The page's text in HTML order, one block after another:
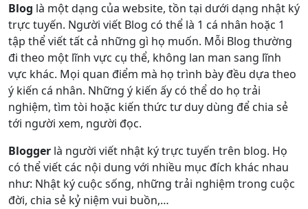
Blog là một dạng của website, tồn tại dưới dạng nhật ký
trực tuyến. Người viết Blog có thể là 1 cá nhân hoặc 1
tập thể viết tất cả những gì họ muốn. Mỗi Blog thường
đi theo một lĩnh vực cụ thể, không lan man sang lĩnh
vực khác. Mọi quan điểm mà họ trình bày đều dựa theo
ý kiến cá nhân. Những ý kiến ấy có thể do họ trải
nghiệm, tìm tòi hoặc kiến thức tư duy dùng để chia sẻ
tới người xem, người đọc.
Blogger là người viết nhật ký trực tuyến trên blog. Họ
có thể viết các nội dung với nhiều mục đích khác nhau
như: Nhật ký cuộc sống, những trải nghiệm trong cuộc
đời, chia sẻ kỷ niệm vui buồn,…